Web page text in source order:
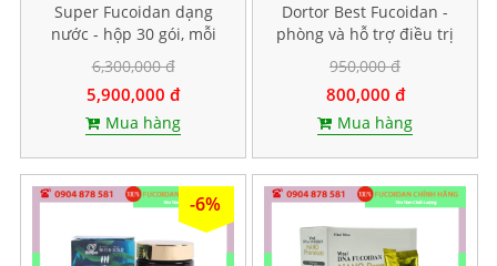
Super Fucoidan dạng
nước - hộp 30 gói, mỗi
gói chứa 100ml
6,300,000 đ
5,900,000 đ
Mua hàng
Dortor Best Fucoidan -
phòng và hỗ trợ điều trị
ung thư, hộp 60 viên
950,000 đ
800,000 đ
Mua hàng
-6%